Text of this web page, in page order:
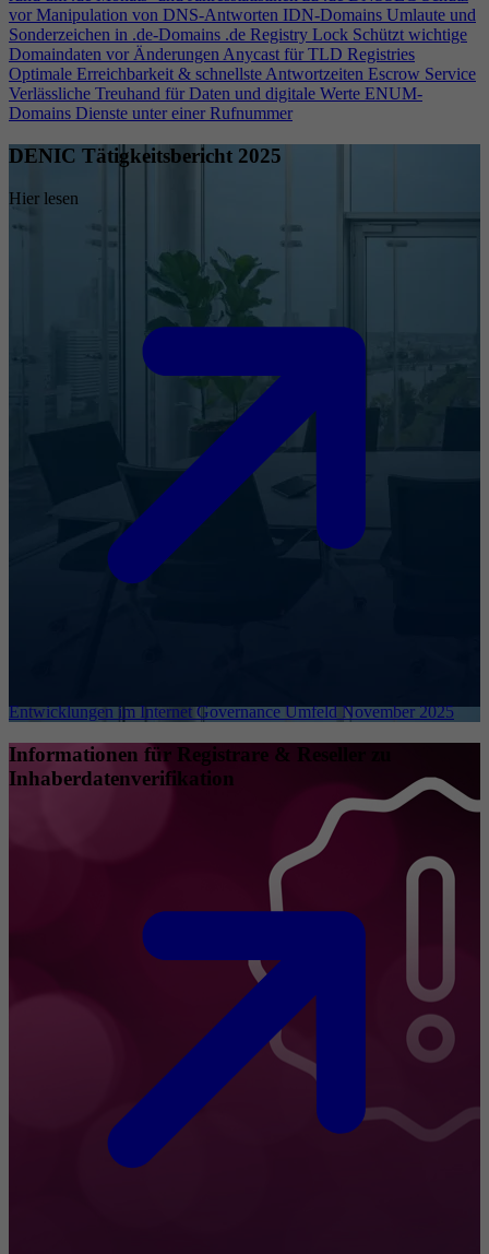
vor Manipulation von DNS-Antworten IDN-Domains Umlaute und
Sonderzeichen in .de-Domains .de Registry Lock Schützt wichtige
Domaindaten vor ÄnderungenAnycast für TLD Registries
Optimale Erreichbarkeit & schnellste Antwortzeiten Escrow Service
Verlässliche Treuhand für Daten und digitale Werte ENUM-
Domains Dienste unter einer Rufnummer
DENIC Tätigkeitsbericht 2025
Hier lesen
Entwicklungen im Internet Governance Umfeld November 2025
Informationen für Registrare & Reseller zu
Inhaberdatenverifikation